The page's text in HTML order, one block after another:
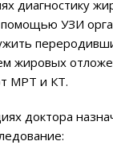
диагностику
УЗИ
жировых
МРТ и КТ.
доктора